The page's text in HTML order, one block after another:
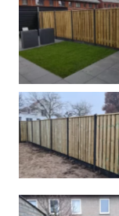
Betonpalen
Hout beton